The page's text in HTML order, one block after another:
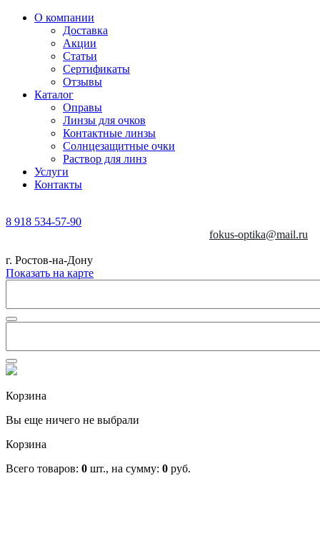
О компании
Доставка
Акции
Статьи
Сертификаты
Отзывы
Каталог
Оправы
Линзы для очков
Контактные линзы
Солнцезащитные очки
Раствор для линз
Услуги
Контакты
8 918 534-57-90
fokus-optika@mail.ru
г. Ростов-на-Дону
Показать на карте
Корзина
Вы еще ничего не выбрали
Корзина
Всего товаров: 0 шт., на сумму: 0 руб.